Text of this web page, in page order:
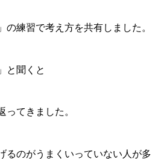
の練習で考え方を共有しました。
と聞くと
ってきました。
るのがうまくいっていない人が多